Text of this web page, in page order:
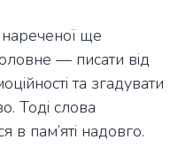
ще
— писати від
та згадувати
Тоді слова
в пам’яті надовго.